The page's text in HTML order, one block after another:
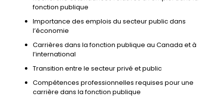
fonction publique
Importance des emplois du secteur public dans
l’économie
Carrières dans la fonction publique au Canada et à
l’international
Transition entre le secteur privé et public
Compétences professionnelles requises pour une
carrière dans la fonction publique